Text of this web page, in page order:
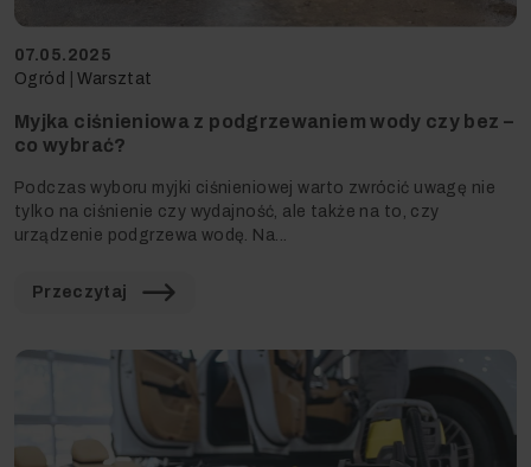
07.05.2025
Ogród
|Warsztat
Myjka ciśnieniowa z podgrzewaniem wody czy bez –
co wybrać?
Podczas wyboru myjki ciśnieniowej warto zwrócić uwagę nie
tylko na ciśnienie czy wydajność, ale także na to, czy
urządzenie podgrzewa wodę. Na...
Przeczytaj